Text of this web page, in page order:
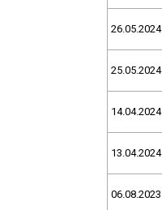
26.05.2024
25.05.2024
14.04.2024
13.04.2024
06.08.2023